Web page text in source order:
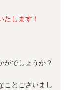
します！
がでしょうか？
ことございまし